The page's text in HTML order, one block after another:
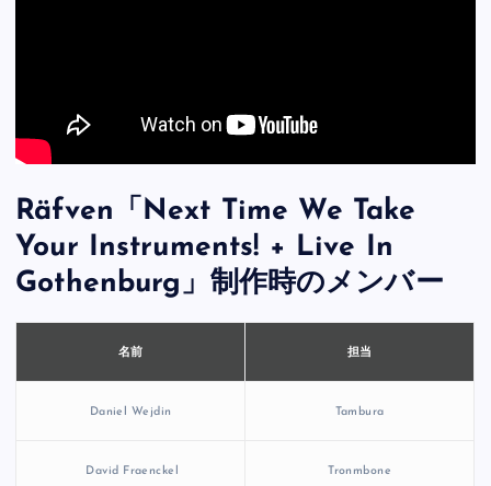
Räfven「Next Time We Take
Your Instruments! + Live In
Gothenburg」制作時のメンバー
名前 担当
Daniel Wejdin Tambura
David Fraenckel Tronmbone